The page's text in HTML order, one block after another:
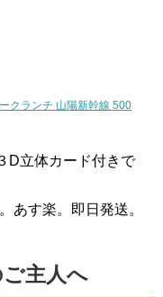
クランチ 山陽新幹線 500
D立体カード付きで
あす楽。即日発送。
主人へ